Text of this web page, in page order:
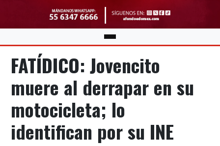
FATÍDICO: Jovencito
muere al derrapar en su
motocicleta; lo
identifican por su INE